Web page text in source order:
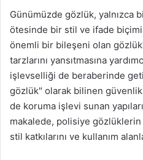
Günümüzde gözlük, yalnızca
ötesinde bir stil ve ifade
önemli bir bileşeni olan
tarzlarını yansıtmasına
işlevselliği de beraberinde
gözlük" olarak bilinen
de koruma işlevi sunan
makalede, polisiye
stil katkılarını ve kullanım